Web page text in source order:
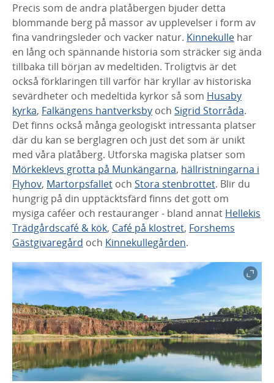
Precis som de andra platåbergen bjuder detta
blommande berg på massor av upplevelser i form av
fina vandringsleder och vacker natur. Kinnekulle har
en lång och spännande historia som sträcker sig ända
tillbaka till början av medeltiden. Troligtvis är det
också förklaringen till varför här kryllar av historiska
sevärdheter och medeltida kyrkor så som Husaby
kyrka, Falkängens hantverksby och Sigrid Storråda.
Det finns också många geologiskt intressanta platser
där du kan se berglagren och just det som är unikt
med våra platåberg. Utforska magiska platser som
Mörkeklevs grotta på Munkängarna, hällristningarna i
Flyhov, Martorpsfallet och Stora stenbrottet. Blir du
hungrig på din upptäcktsfärd finns det gott om
mysiga caféer och restauranger - bland annat Hellekis
Trädgårdscafé & kök, Café på klostret, Forshems
Gästgivaregård och Kinnekullegården.